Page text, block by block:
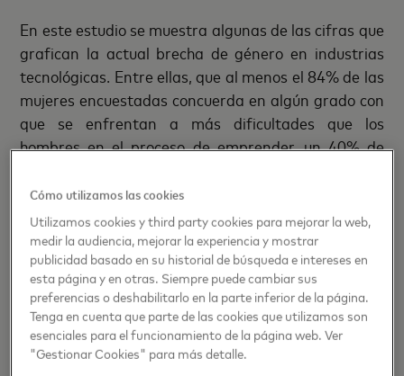
En este estudio se muestra algunas de las cifras que
grafican la actual brecha de género en industrias
tecnológicas. Entre ellas, que al menos el 84% de las
mujeres encuestadas concuerda en algún grado con
que se enfrentan a más dificultades que los
hombres en el proceso de emprender, un 40% de
siendo el 97% de los casos temas de género. De
acuerdo a las 96 mujeres emprendedoras
encuestadas, el obstáculo más grande es el
financiamiento, seguido por el equilibrio entre la
vida personal y laboral y, la falta de redes de
contactos relevantes del ecosistema emprendedor.
El ecosistema, sin embargo, no es del todo
Cómo utilizamos las cookies
Utilizamos cookies y third party cookies para mejorar la web,
medir la audiencia, mejorar la experiencia y mostrar
publicidad basado en su historial de búsqueda e intereses en
esta página y en otras. Siempre puede cambiar sus
preferencias o deshabilitarlo en la parte inferior de la página.
Tenga en cuenta que parte de las cookies que utilizamos son
esenciales para el funcionamiento de la página web. Ver
"Gestionar Cookies" para más detalle.